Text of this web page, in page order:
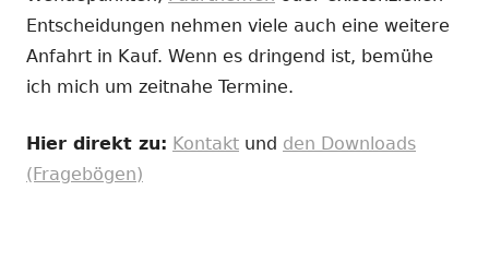
Entscheidungen nehmen viele auch eine weitere
Anfahrt in Kauf. Wenn es dringend ist, bemühe
ich mich um zeitnahe Termine.
Hier direkt zu: Kontakt und den Downloads
(Fragebögen)